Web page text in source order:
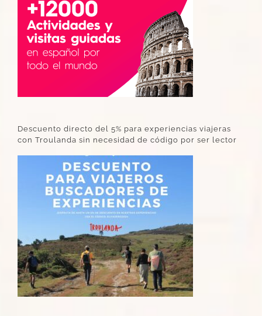
Descuento directo del 5% para experiencias viajeras
con Troulanda sin necesidad de código por ser lector